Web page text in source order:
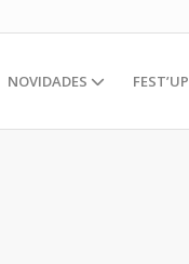
NOVIDADES FEST’UP